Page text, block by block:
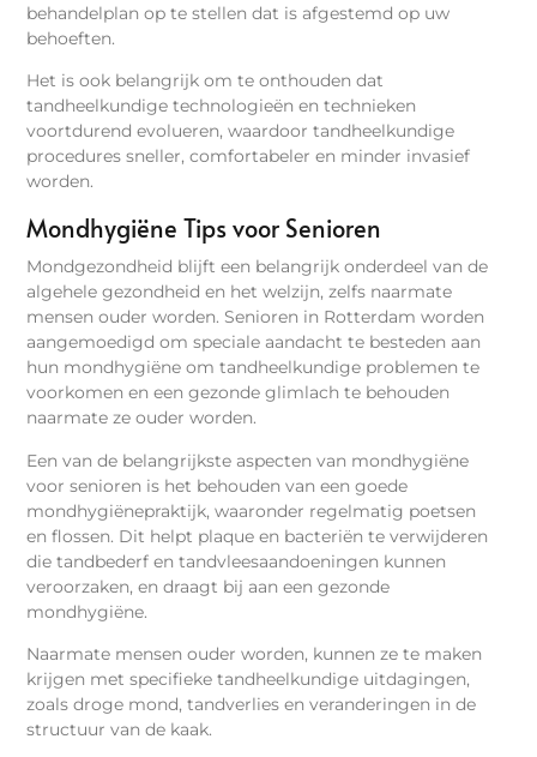
behandelplan op te stellen dat is afgestemd op uw
behoeften.
Het is ook belangrijk om te onthouden dat
tandheelkundige technologieën en technieken
voortdurend evolueren, waardoor tandheelkundige
procedures sneller, comfortabeler en minder invasief
worden.
Mondhygiëne Tips voor Senioren
Mondgezondheid blijft een belangrijk onderdeel van de
algehele gezondheid en het welzijn, zelfs naarmate
mensen ouder worden. Senioren in Rotterdam worden
aangemoedigd om speciale aandacht te besteden aan
hun mondhygiëne om tandheelkundige problemen te
voorkomen en een gezonde glimlach te behouden
naarmate ze ouder worden.
Een van de belangrijkste aspecten van mondhygiëne
voor senioren is het behouden van een goede
mondhygiënepraktijk, waaronder regelmatig poetsen
en flossen. Dit helpt plaque en bacteriën te verwijderen
die tandbederf en tandvleesaandoeningen kunnen
veroorzaken, en draagt bij aan een gezonde
mondhygiëne.
Naarmate mensen ouder worden, kunnen ze te maken
krijgen met specifieke tandheelkundige uitdagingen,
zoals droge mond, tandverlies en veranderingen in de
structuur van de kaak.